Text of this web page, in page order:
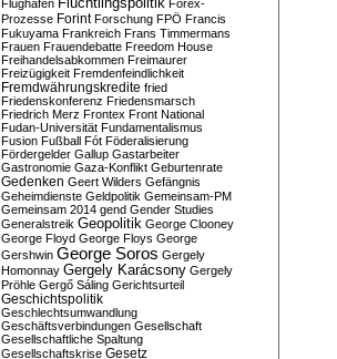
Flughafen
Forex-
Prozesse Forint Forschung FPÖ Francis
Fukuyama Frankreich Frans Timmermans
Frauen Frauendebatte Freedom House
Freihandelsabkommen Freimaurer
Freizügigkeit Fremdenfeindlichkeit
Fremdwährungskredite fried
Friedenskonferenz Friedensmarsch
Friedrich Merz Frontex Front National
Fudan-Universität Fundamentalismus
Fusion Fußball Fót Föderalisierung
Fördergelder Gallup Gastarbeiter
Gastronomie Gaza-Konflikt Geburtenrate
Gedenken Geert Wilders Gefängnis
Geheimdienste Geldpolitik Gemeinsam-PM
Gemeinsam 2014 gend Gender Studies
Generalstreik Geopolitik George Clooney
George Floyd George Floys George
Gershwin George Soros Gergely
Homonnay Gergely Karácsony Gergely
Pröhle Gergő Sáling Gerichtsurteil
Geschichtspolitik
Geschlechtsumwandlung
Geschäftsverbindungen Gesellschaft
Gesellschaftliche Spaltung
Gesellschaftskrise Gesetz